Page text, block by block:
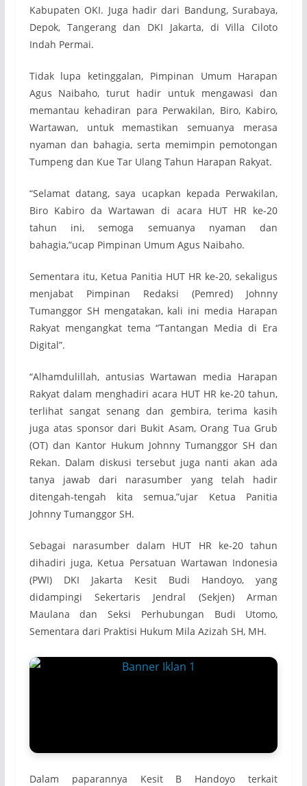
Kabupaten OKI. Juga hadir dari Bandung, Surabaya,
Depok, Tangerang dan DKI Jakarta, di Villa Ciloto
Indah Permai.
Tidak lupa ketinggalan, Pimpinan Umum Harapan
Agus Naibaho, turut hadir untuk mengawasi dan
memantau kehadiran para Perwakilan, Biro, Kabiro,
Wartawan, untuk memastikan semuanya merasa
nyaman dan bahagia, serta memimpin pemotongan
Tumpeng dan Kue Tar Ulang Tahun Harapan Rakyat.
“Selamat datang, saya ucapkan kepada Perwakilan,
Biro Kabiro da Wartawan di acara HUT HR ke-20
tahun ini, semoga semuanya nyaman dan
bahagia,”ucap Pimpinan Umum Agus Naibaho.
Sementara itu, Ketua Panitia HUT HR ke-20, sekaligus
menjabat Pimpinan Redaksi (Pemred) Johnny
Tumanggor SH mengatakan, kali ini media Harapan
Rakyat mengangkat tema “Tantangan Media di Era
Digital”.
“Alhamdulillah, antusias Wartawan media Harapan
Rakyat dalam menghadiri acara HUT HR ke-20 tahun,
terlihat sangat senang dan gembira, terima kasih
juga atas sponsor dari Bukit Asam, Orang Tua Grub
(OT) dan Kantor Hukum Johnny Tumanggor SH dan
Rekan. Dalam diskusi tersebut juga nanti akan ada
tanya jawab dari narasumber yang telah hadir
ditengah-tengah kita semua,”ujar Ketua Panitia
Johnny Tumanggor SH.
Sebagai narasumber dalam HUT HR ke-20 tahun
dihadiri juga, Ketua Persatuan Wartawan Indonesia
(PWI) DKI Jakarta Kesit Budi Handoyo, yang
didampingi Sekertaris Jendral (Sekjen) Arman
Maulana dan Seksi Perhubungan Budi Utomo,
Sementara dari Praktisi Hukum Mila Azizah SH, MH.
Dalam paparannya Kesit B Handoyo terkait